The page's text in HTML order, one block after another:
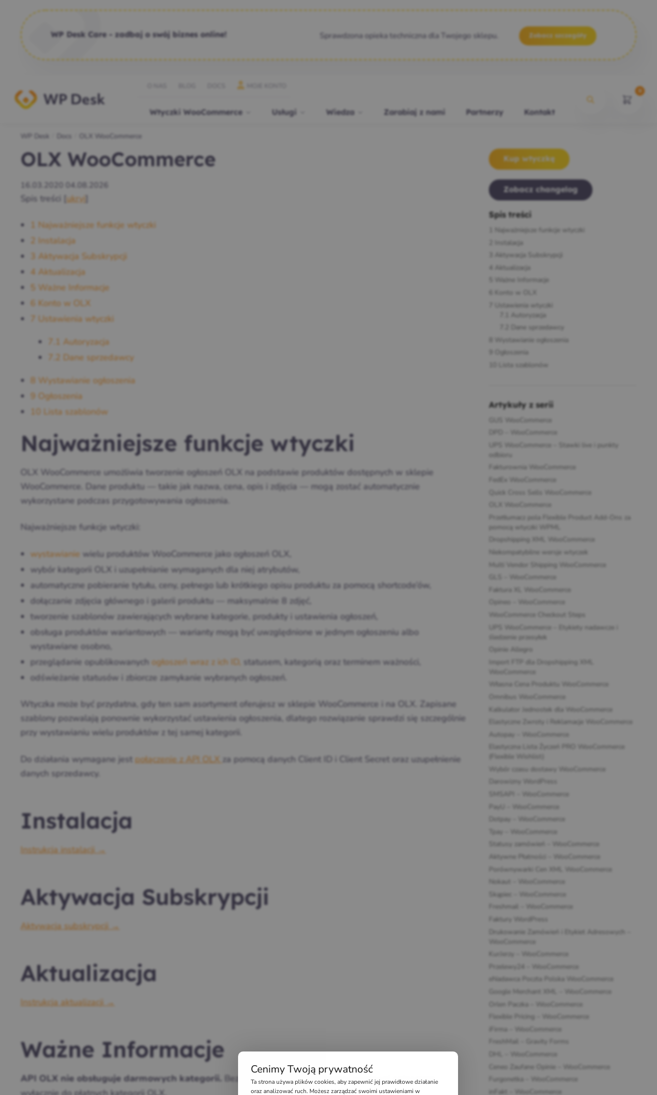
WP Desk Care - zadbaj o swój biznes online! Sprawdzona opieka techniczna dla Twojego sklepu. Zobacz szczegóły
Wtyczki WooCommerce Usługi Wiedza Zarabiaj z nami Partnerzy Kontakt
WP Desk Docs OLX WooCommerce
OLX WooCommerce
04.08.2026
Spis treści ukryj
Najważniejsze funkcje wtyczki
Instalacja
Aktywacja Subskrypcji
4 Aktualizacja
Ważne Informacje
6 Konto w OLX
7 Ustawienia wtyczki
7.1
Autoryzacja
7.2
Dane sprzedawcy
Wystawianie ogłoszenia
9 Ogłoszenia
Lista szablonów
Najważniejsze funkcje wtyczki
OLX WooCommerce umożliwia tworzenie ogłoszeń OLX na podstawie produktów dostępnych w sklepie
WooCommerce. Dane produktu — takie jak nazwa, cena, opis i zdjęcia — mogą zostać automatycznie
wykorzystane podczas przygotowywania ogłoszenia.
Najważniejsze funkcje wtyczki:
wystawianie wielu produktów WooCommerce jako ogłoszeń OLX,
wybór kategorii OLX i uzupełnianie wymaganych dla niej atrybutów,
automatyczne pobieranie tytułu, ceny, pełnego lub krótkiego opisu produktu za pomocą shortcode’ów,
dołączanie zdjęcia głównego i galerii produktu — maksymalnie 8 zdjęć,
tworzenie szablonów zawierających wybrane kategorie, produkty i ustawienia ogłoszeń,
obsługa produktów wariantowych — warianty mogą być uwzględnione w jednym ogłoszeniu albo
wystawiane osobno,
przeglądanie opublikowanych ogłoszeń wraz z ich ID, statusem, kategorią oraz terminem ważności,
odświeżanie statusów i zbiorcze zamykanie wybranych ogłoszeń.
Wtyczka może być przydatna, gdy ten sam asortyment oferujesz w sklepie WooCommerce i na OLX. Zapisane
szablony pozwalają ponownie wykorzystać ustawienia ogłoszenia, dlatego rozwiązanie sprawdzi się szczególnie
przy wystawianiu wielu produktów z tej samej kategorii.
Do działania wymagane jest połączenie z API OLX za pomocą danych Client ID i Client Secret oraz uzupełnienie
danych sprzedawcy.
Instalacja
Instrukcja instalacji →
Aktywacja Subskrypcji
Aktywacja subskrypcji →
Aktualizacja
Instrukcja aktualizacji →
Ważne Informacje
API OLX nie obsługuje darmowych kategorii.
Bezpośrednio ze sklepu możesz wystawić ogłoszenia
Kup wtyczkę
Zobacz changelog
Spis treści
Najważniejsze funkcje wtyczki
Instalacja
Aktywacja Subskrypcji
Aktualizacja
Ważne Informacje
Konto w OLX
Ustawienia wtyczki
Autoryzacja
Dane sprzedawcy
Wystawianie ogłoszenia
Ogłoszenia
Lista szablonów
Artykuły z serii
GUS WooCommerce
DPD – WooCommerce
UPS WooCommerce – Stawki live i punkty
Fakturownia WooCommerce
FedEx WooCommerce
Quick Cross Sells WooCommerce
OLX WooCommerce
Przetłumacz pola Flexible Product Add-Ons za
pomocą wtyczki WPML
Dropshipping XML WooCommerce
Niekompatybilne wersje wtyczek
Multi Vendor Shipping WooCommerce
GLS – WooCommerce
Faktura XL WooCommerce
Opineo – WooCommerce
WooCommerce Checkout Steps
UPS WooCommerce – Etykiety nadawcze i
śledzenie przesyłek
Opinie Allegro
Import FTP dla Dropshipping XML
WooCommerce
Własna Cena Produktu WooCommerce
Omnibus WooCommerce
Kalkulator Jednostek dla WooCommerce
Elastyczne Zwroty i Reklamacje WooCommerce
Autopay – WooCommerce
Elastyczna Lista Życzeń PRO WooCommerce
(Flexible Wishlist)
Wybór czasu dostawy WooCommerce
Darowizny WordPress
SMSAPI – WooCommerce
PayU – WooCommerce
Dotpay – WooCommerce
Tpay – WooCommerce
Statusy zamówień – WooCommerce
Aktywne Płatności – WooCommerce
Porównywarki Cen XML WooCommerce
Nokaut – WooCommerce
Skąpiec – WooCommerce
Freshmail – WooCommerce
Faktury WordPress
Drukowanie Zamówień i Etykiet Adresowych –
WooCommerce
KurJerzy – WooCommerce
Przelewy24 – WooCommerce
eNadawca Poczta Polska WooCommerce
Google Merchant XML – WooCommerce
Orlen Paczka – WooCommerce
Flexible Pricing – WooCommerce
iFirma – WooCommerce
FreshMail – Gravity Forms
DHL – WooCommerce
Ceneo Zaufane Opinie – WooCommerce
Furgonetka – WooCommerce
inFakt – WooCommerce
Cenimy Twoją prywatność
Ta strona używa plików cookies, aby zapewnić jej prawidłowe działanie
oraz analizować ruch. Możesz zarządzać swoimi ustawieniami w